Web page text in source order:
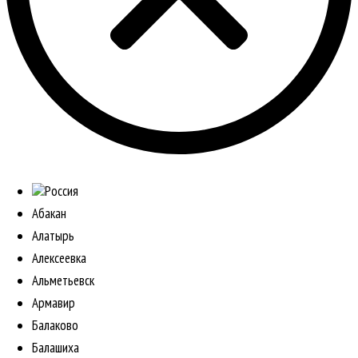
Россия
Абакан
Алатырь
Алексеевка
Альметьевск
Армавир
Балаково
Балашиха